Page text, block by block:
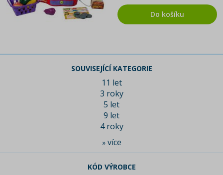
Do košíku
SOUVISEJÍCÍ KATEGORIE
11 let
3 roky
5 let
9 let
4 roky
» více
KÓD VÝROBCE